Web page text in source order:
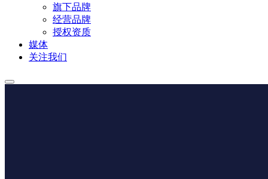
旗下品牌
经营品牌
授权资质
媒体
关注我们